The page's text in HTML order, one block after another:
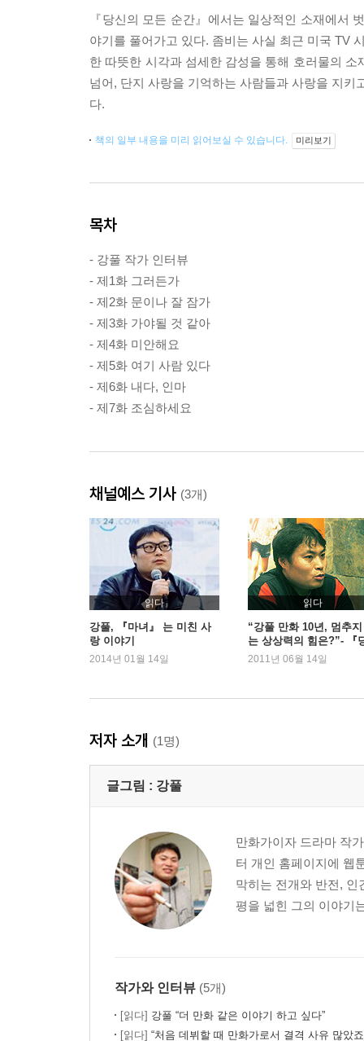
『당신의 모든 순간』에서는 일상적인 소재에서
야기를 풀어가고 있다. 좀비는 사실 최근 미국 TV
한 따뜻한 시각과 섬세한 감성을 통해 호러물의
넘어, 단지 사랑을 기억하는 사람들과 사랑을 지
다.
책의 일부 내용을 미리 읽어보실 수 있습니다. 미리보기
목차
- 강풀 작가 인터뷰
- 제1화 그러든가
- 제2화 문이나 잘 잠가
- 제3화 가야될 것 같아
- 제4화 미안해요
- 제5화 여기 사람 있다
- 제6화 내다, 인마
- 제7화 조심하세요
채널예스 기사 (3개)
읽다
강풀, 『마녀』 는 미친 사
랑 이야기
2014년 01월 14일
읽다
“강풀 만화 10년, 멈추
는 상상력의 힘은?”- 『
신의 모든 순간』
2011년 06월 14일
저자 소개 (1명)
글그림 : 강풀
만화가이자 드라마 작
터 개인 홈페이지에 웹
막히는 전개와 반전,
평을 넓힌 그의 이야기
작가와 인터뷰 (5개)
[읽다] 강풀 “더 만화 같은 이야기 하고 싶다”
[읽다] “처음 데뷔할 때 만화가로서 결격 사유 많았